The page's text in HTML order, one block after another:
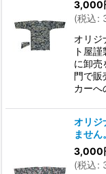
3,000
(税込:
オリ
ト屋
に卸売
門で販
カーへ
オリジ
ません。
3,000
(税込: